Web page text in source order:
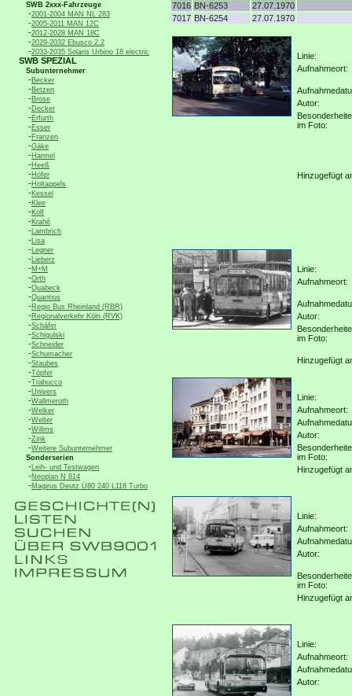
SWB 2xxx-Fahrzeuge
-2001-2004 MAN NL 283
-2005-2011 MAN 12C
-2012-2028 MAN 18C
-2029-2032 Ebusco 2.2
-2033-2035 Solaris Urbino 18 electric
SWB SPEZIAL
Subunternehmer
-Becker
-Betzen
-Brose
-Decker
-Erfurth
-Esser
-Franzen
-Gäke
-Harmel
-Heeß
-Höfer
-Holtappels
-Kessel
-Klee
-Kolf
-Krahé
-Lambrich
-Lisa
-Legner
-Lieberz
-M+M
-Orth
-Quabeck
-Quantius
-Regio Bus Rheinland (RBR)
-Regionalverkehr Köln (RVK)
-Schäfer
-Schigulski
-Schneider
-Schumacher
-Staubes
-Töpfer
-Trabucco
-Univers
-Wallmeroth
-Welker
-Welter
-Willms
-Zink
-Weitere Subunternehmer
Sonderserien
-Leih- und Testwagen
-Neoplan N 814
-Magirus Deutz Ü80 240 L118 Turbo
7016 BN-6253
27.07.1970
7017 BN-6254 27.07.1970
Linie:
Aufnahmeort:
Autor:
im Foto:
Hinzugefügt
Linie:
Aufnahmeort:
Autor:
im Foto:
Hinzugefügt
Linie:
Aufnahmeort:
Autor:
im Foto:
Hinzugefügt
Linie:
Aufnahmeort:
Autor:
im Foto:
Hinzugefügt
Linie:
Aufnahmeort:
Autor: